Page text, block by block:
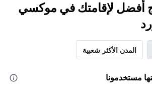
أفضل لإقامتك في موكسي
المدن الأكثر شعبية
مستخدمونا